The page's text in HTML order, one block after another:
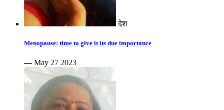
देश
Menopause: time to give it its due importance
— May 27 2023